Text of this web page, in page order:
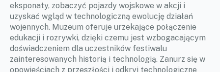
eksponaty, zobaczyć pojazdy wojskowe w akcji i
uzyskać wgląd w technologiczną ewolucję działań
wojennych. Muzeum oferuje urzekające połączenie
edukacji i rozrywki, dzięki czemu jest wzbogacającym
doświadczeniem dla uczestników festiwalu
zainteresowanych historią i technologią. Zanurz się w
opowieściach z przeszłości i odkryj technologiczne